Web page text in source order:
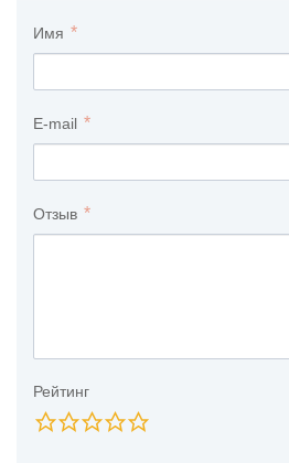
Имя
E-mail
Отзыв
Рейтинг